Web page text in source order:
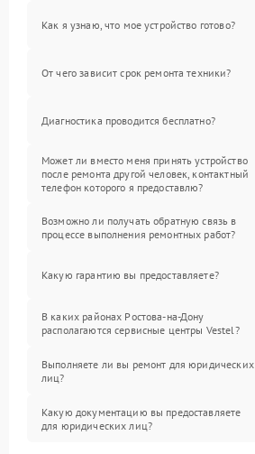
Как я узнаю, что мое устройство готово?
От чего зависит срок ремонта техники?
Диагностика проводится бесплатно?
Может ли вместо меня принять устройство
после ремонта другой человек, контактный
телефон которого я предоставлю?
Возможно ли получать обратную связь в
процессе выполнения ремонтных работ?
Какую гарантию вы предоставляете?
В каких районах Ростова-на-Дону
располагаются сервисные центры Vestel?
Выполняете ли вы ремонт для юридических
лиц?
Какую документацию вы предоставляете
для юридических лиц?